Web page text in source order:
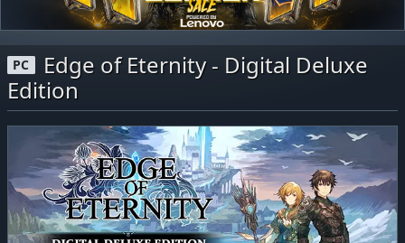
PC
Edge of Eternity - Digital Deluxe
Edition